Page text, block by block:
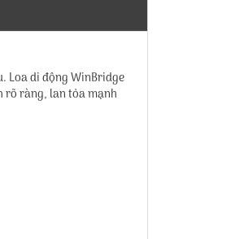
Loa di động WinBridge
rõ ràng, lan tỏa mạnh